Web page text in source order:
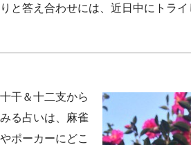
りと答え合わせには、近日中にトライ
十干＆十二支から
みる占いは、麻雀
やポーカーにどこ